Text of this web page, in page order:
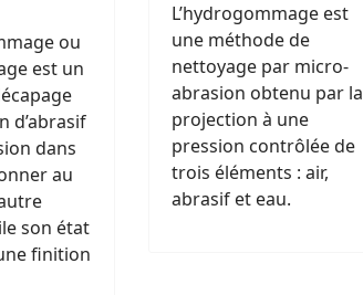
ou
est un
d’abrasif
dans
au
son état
finition
L’hydrogommage est
une méthode de
nettoyage par micro-
abrasion obtenu par la
projection à une
pression contrôlée de
trois éléments : air,
abrasif et eau.